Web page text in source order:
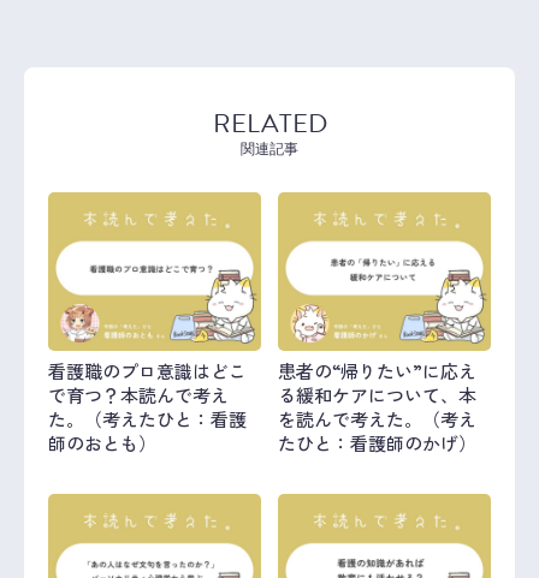
RELATED
関連記事
看護職のプロ意識はどこ
で育つ？本読んで考え
た。（考えたひと：看護
師のおとも）
患者の“帰りたい”に応え
る緩和ケアについて、本
を読んで考えた。（考え
たひと：看護師のかげ）